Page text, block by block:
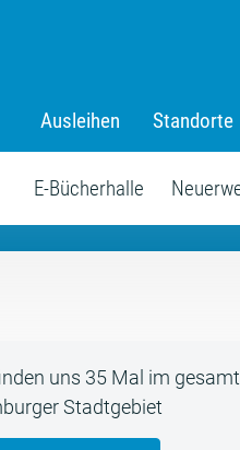
Ausleihen Standorte
E-Bücherhalle
uns 35 Mal im
Stadtgebiet